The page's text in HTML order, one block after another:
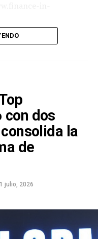
con dos
la
de
julio, 2026